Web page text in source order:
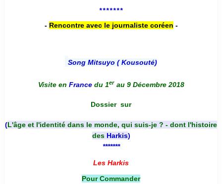
*******
- Rencontre avec le journaliste coréen -
Song Mitsuyo ( Kousouté)
Visite en France du 1er au 9 Décembre 2018
Dossier sur
(L'âge et l'identité dans le monde, qui suis-je ? - dont l'histoire
des Harkis)
*******
Les Harkis
Pour Commander